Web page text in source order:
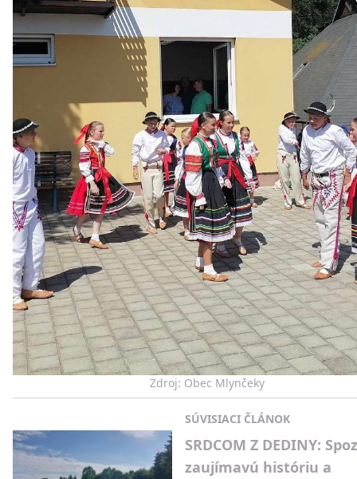
Zdroj: Obec Mlynčeky
SÚVISIACI ČLÁNOK
SRDCOM Z DEDINY:
zaujímavú históriu a